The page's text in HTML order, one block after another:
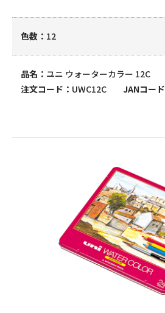
色数 12
品名
ユニ ウォーターカラー 12C
注文コード
UWC12C JANコード